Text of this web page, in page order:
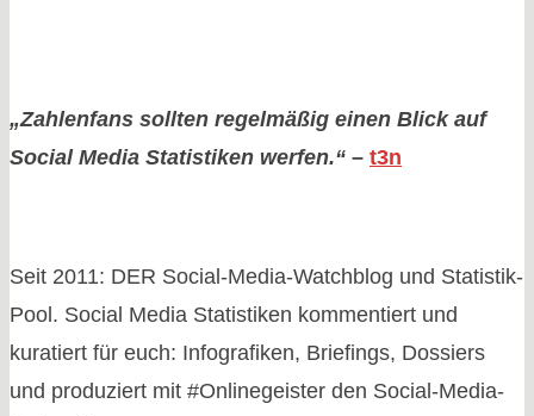
sein?“
„Zahlenfans sollten regelmäßig einen Blick auf
Social Media Statistiken werfen.“ – t3n
Seit 2011: DER Social-Media-Watchblog und Statistik-
Pool. Social Media Statistiken kommentiert und
kuratiert für euch: Infografiken, Briefings, Dossiers
und produziert mit #Onlinegeister den Social-Media-